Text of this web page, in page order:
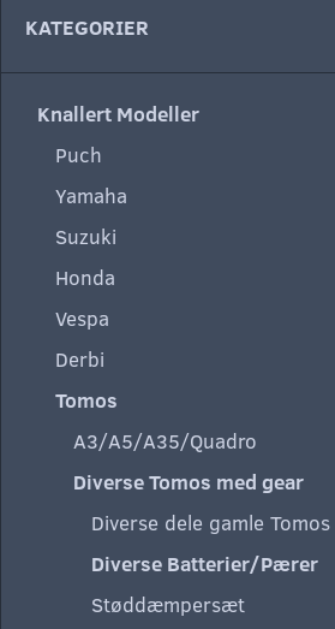
KATEGORIER
Knallert Modeller
Puch
Yamaha
Suzuki
Honda
Vespa
Derbi
Tomos
A3/A5/A35/Quadro
Diverse Tomos med gear
Diverse dele gamle Tomos
Diverse Batterier/Pærer
Støddæmpersæt